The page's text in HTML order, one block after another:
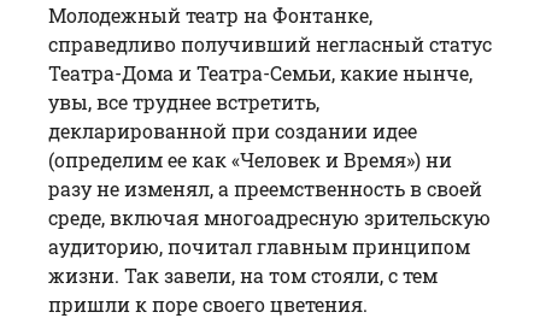
Молодежный театр на Фонтанке,
справедливо получивший негласный статус
Театра-Дома и Театра-Семьи, какие нынче,
увы, все труднее встретить,
декларированной при создании идее
(определим ее как «Человек и Время») ни
разу не изменял, а преемственность в своей
среде, включая многоадресную зрительскую
аудиторию, почитал главным принципом
жизни. Так завели, на том стояли, с тем
пришли к поре своего цветения.